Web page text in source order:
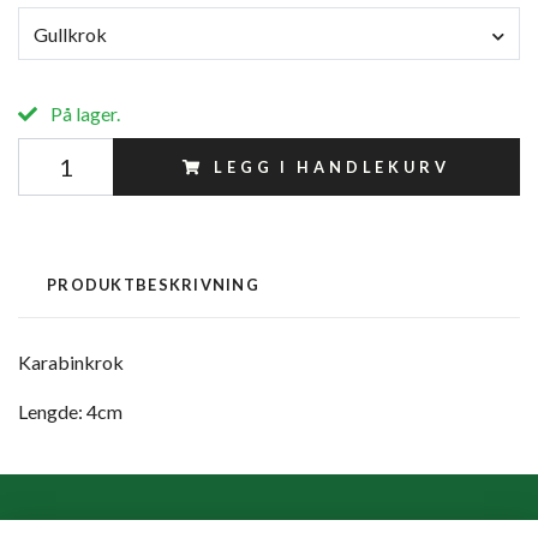
Gullkrok
På lager.
LEGG I HANDLEKURV
PRODUKTBESKRIVNING
Karabinkrok
Lengde: 4cm